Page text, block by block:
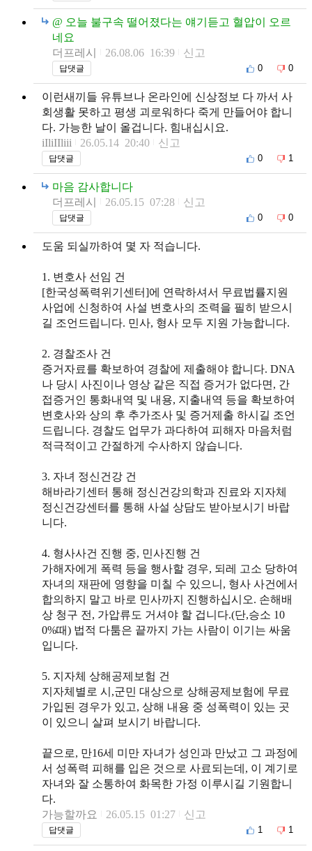
@ 오늘 불구속 떨어졌다는 얘기듣고 혈압이 오르
네요
더프레시
26.08.06 16:39 신고
답댓글 0 0
이런새끼들 유튜브나 온라인에 신상정보 다 까서 사
회생활 못하고 평생 괴로워하다 죽게 만들어야 합니
다. 가능한 날이 올겁니다. 힘내십시요.
iIliIIliii
26.05.14 20:40 신고
답댓글 0 1
마음 감사합니다
더프레시
26.05.15 07:28 신고
답댓글 0 0
도움 되실까하여 몇 자 적습니다.
1. 변호사 선임 건
[한국성폭력위기센터]에 연락하셔서 무료법률지원
사업에 신청하여 사설 변호사의 조력을 필히 받으시
길 조언드립니다. 민사, 형사 모두 지원 가능합니다.
2. 경찰조사 건
증거자료를 확보하여 경찰에 제출해야 합니다. DNA
나 당시 사진이나 영상 같은 직접 증거가 없다면, 간
접증거인 통화내역 및 내용, 지출내역 등을 확보하여
변호사와 상의 후 추가조사 및 증거제출 하시길 조언
드립니다. 경찰도 업무가 과다하여 피해자 마음처럼
적극적이고 간절하게 수사하지 않습니다.
3. 자녀 정신건강 건
해바라기센터 통해 정신건강의학과 진료와 지자체
정신건강센터를 통해 사설 상담도 받아보시기 바랍
니다.
4. 형사사건 진행 중, 민사진행 건
가해자에게 폭력 등을 행사할 경우, 되레 고소 당하여
자녀의 재판에 영향을 미칠 수 있으니, 형사 사건에서
합의하지 말고 바로 민사까지 진행하십시오. 손해배
상 청구 전, 가압류도 거셔야 할 겁니다.(단,승소 10
0%때) 법적 다툼은 끝까지 가는 사람이 이기는 싸움
입니다.
5. 지자체 상해공제보험 건
지자체별로 시,군민 대상으로 상해공제보험에 무료
가입된 경우가 있고, 상해 내용 중 성폭력이 있는 곳
이 있으니 살펴 보시기 바랍니다.
끝으로, 만16세 미만 자녀가 성인과 만났고 그 과정에
서 성폭력 피해를 입은 것으로 사료되는데, 이 계기로
자녀와 잘 소통하여 화목한 가정 이루시길 기원합니
다.
가능할까요
26.05.15 01:27 신고
답댓글 1 1